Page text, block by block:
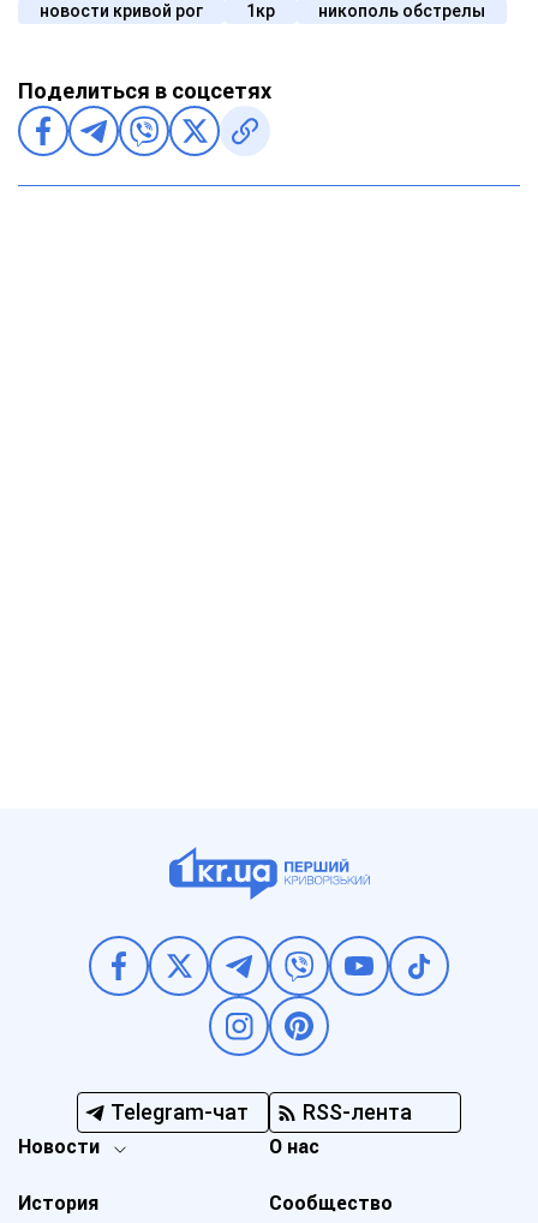
новости кривой рог 1кр никополь обстрелы
Поделиться в соцсетях
Telegram-чат RSS-лента
Новости
История
О нас
Сообщество